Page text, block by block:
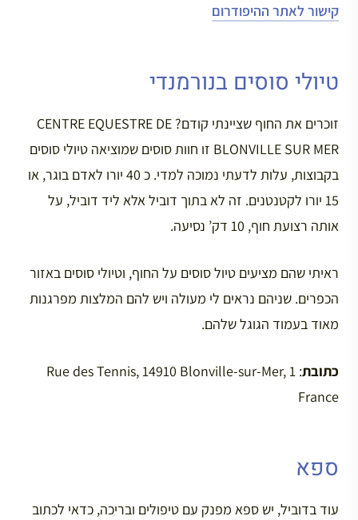
קישור לאתר ההיפודרום
טיולי סוסים בנורמנדי
זוכרים את החוף שציינתי קודם? CENTRE EQUESTRE DE
BLONVILLE SUR MER זו חוות סוסים שמוציאה טיולי סוסים
בקבוצות, עלות לדעתי נמוכה למדי. כ 40 יורו לאדם בוגר, או
15 יורו לקטנטנים. זה לא בתוך דוביל אלא ליד דוביל, על
אותה רצועת חוף, 10 דק’ נסיעה.
ראיתי שהם מציעים טיול סוסים על החוף, וטיולי סוסים באזור
הכפרים. שניהם נראים לי מעולה ויש להם המלצות מפרגנות
מאוד בעמוד הגוגל שלהם.
כתובת
: 1 Rue des Tennis, 14910 Blonville-sur-Mer,
France
ספא
עוד בדוביל, יש ספא מפנק עם טיפולים ובריכה, כדאי לכתוב